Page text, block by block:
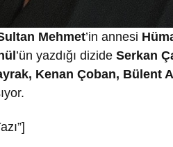
Mehmet’in annesi
’ün yazdığı dizide Serkan
Kenan Çoban, Bülent